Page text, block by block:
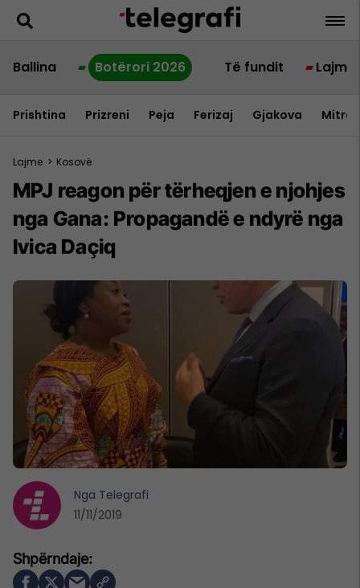
Ballina Botërori 2026 Të fundit Lajme
Prishtina Prizreni Peja Ferizaj Gjakova
Lajme > Kosovë
MPJ reagon për tërheqjen e njohjes
nga Gana: Propagandë e ndyrë nga
Ivica Daçiq
Nga Telegrafi
11/11/2019